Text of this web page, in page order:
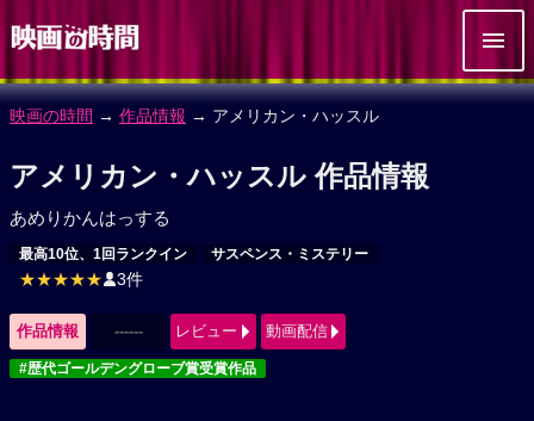
映画の時間 → 作品情報 → アメリカン・ハッスル
アメリカン・ハッスル 作品情報
あめりかんはっする
最高10位、1回ランクイン サスペンス・ミステリー
★★★★★ 3件
作品情報 ------ レビュー 動画配信
#歴代ゴールデングローブ賞受賞作品